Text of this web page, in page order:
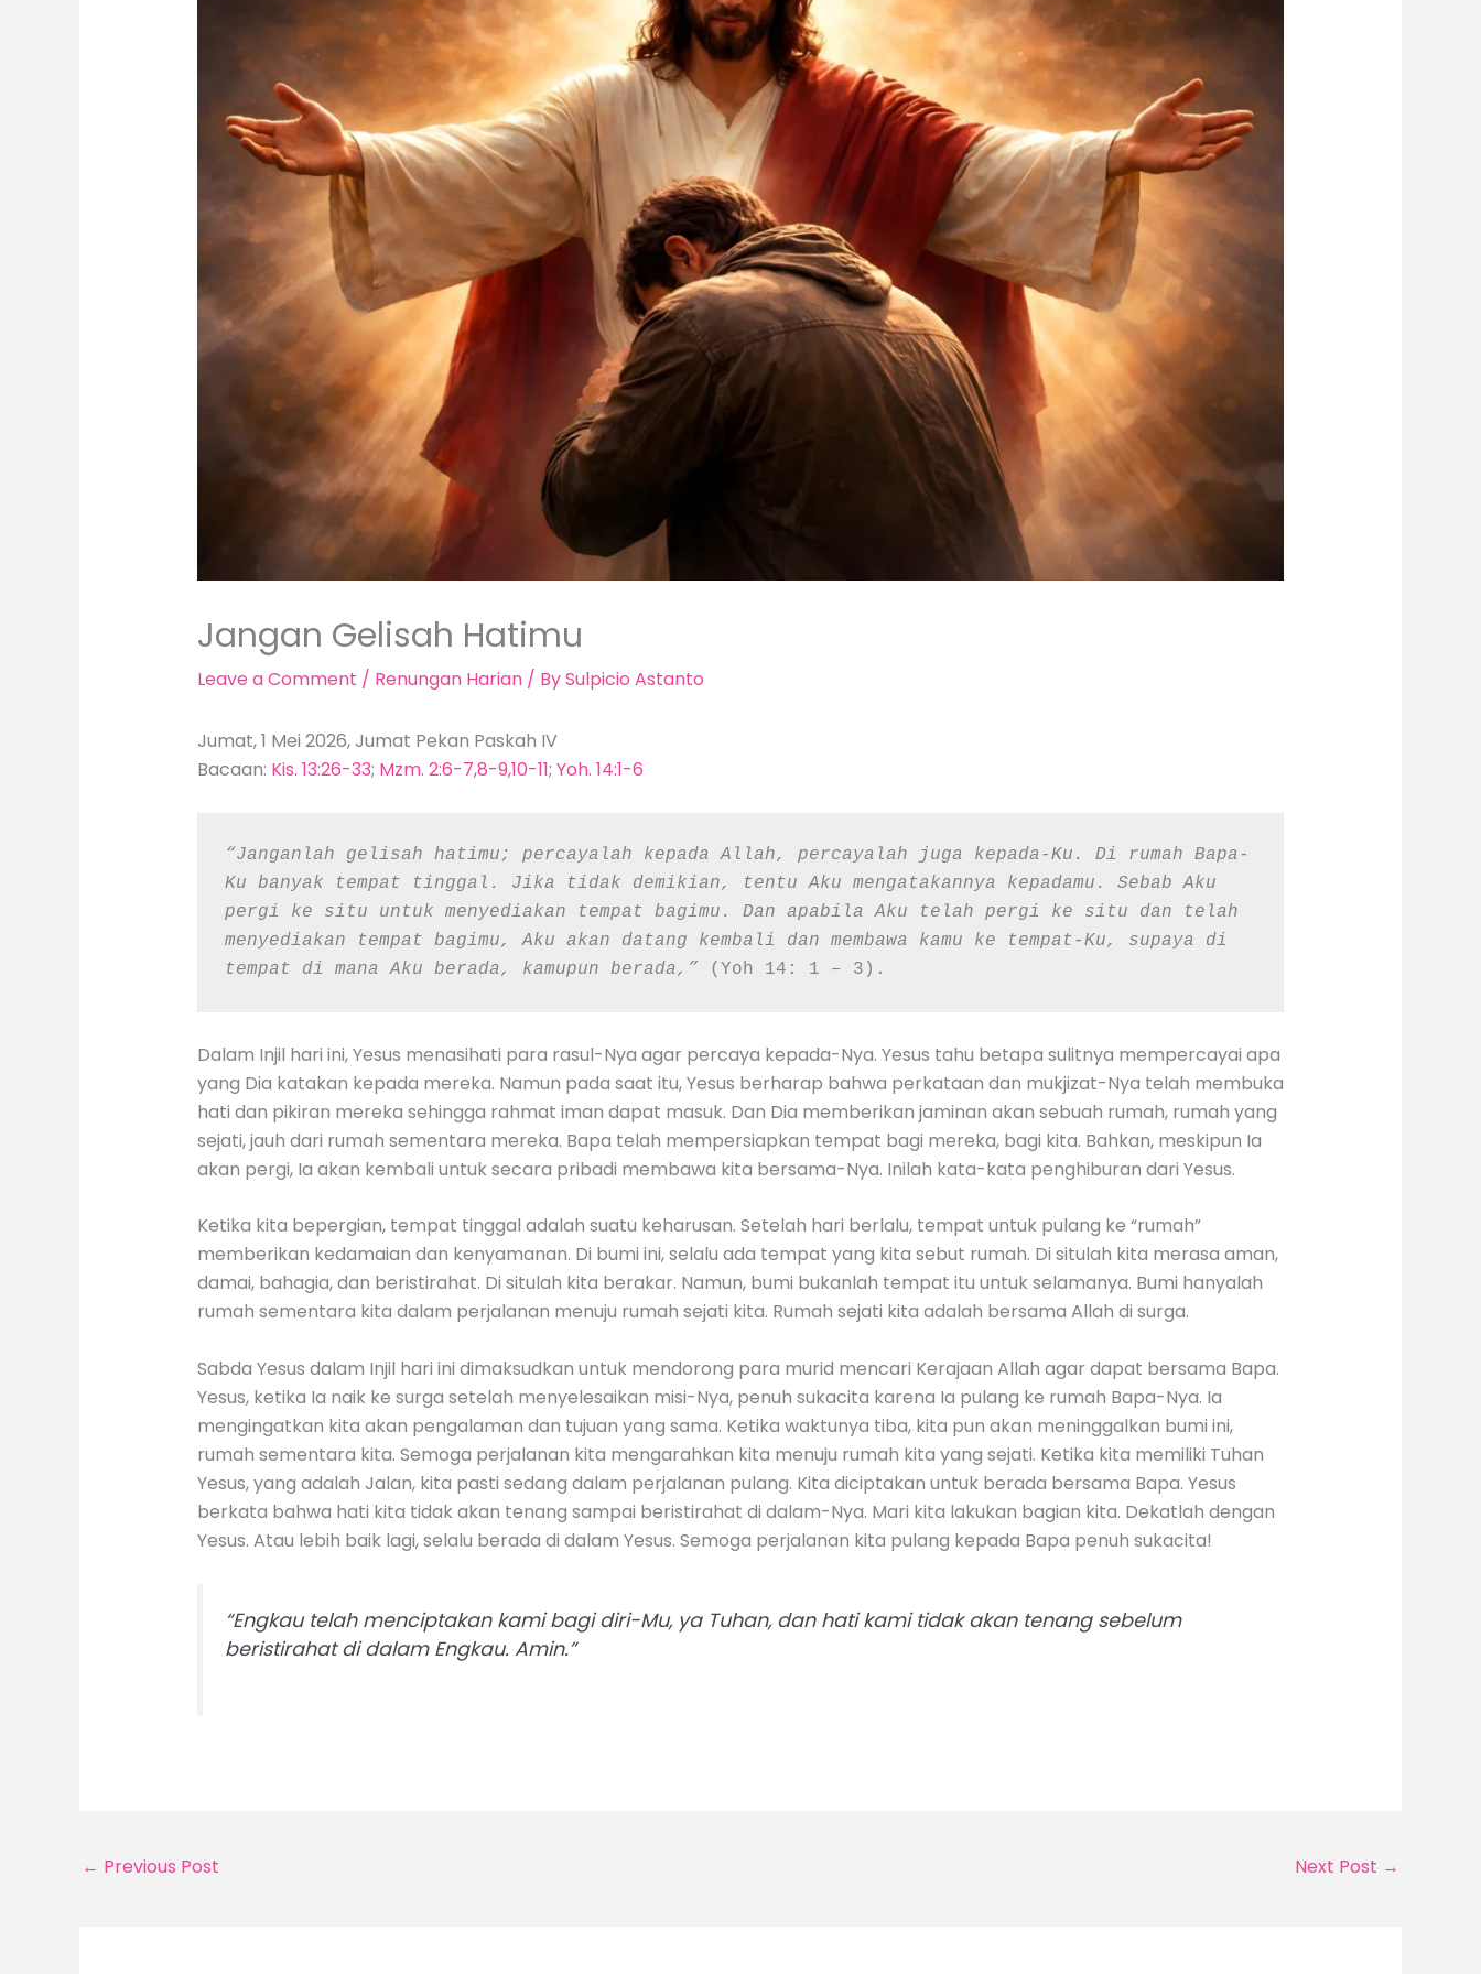
Jangan Gelisah Hatimu
Leave a Comment / Renungan Harian/ BySulpicio Astanto
Jumat, 1 Mei 2026, Jumat Pekan Paskah IV
Bacaan: Kis. 13:26-33; Mzm. 2:6-7,8-9,10-11; Yoh. 14:1-6
“Janganlah gelisah hatimu; percayalah kepada Allah, percayalah juga kepada-Ku. Di rumah Bapa-
Ku banyak tempat tinggal. Jika tidak demikian, tentu Aku mengatakannya kepadamu. Sebab Aku
pergi ke situ untuk menyediakan tempat bagimu. Dan apabila Aku telah pergi ke situ dan telah
menyediakan tempat bagimu, Aku akan datang kembali dan membawa kamu ke tempat-Ku, supaya di
tempat di mana Aku berada, kamupun berada,”
(Yoh 14: 1 – 3).
Dalam Injil hari ini, Yesus menasihati para rasul-Nya agar percaya kepada-Nya. Yesus tahu betapa sulitnya mempercayai apa
yang Dia katakan kepada mereka. Namun pada saat itu, Yesus berharap bahwa perkataan dan mukjizat-Nya telah membuka
hati dan pikiran mereka sehingga rahmat iman dapat masuk. Dan Dia memberikan jaminan akan sebuah rumah, rumah yang
sejati, jauh dari rumah sementara mereka. Bapa telah mempersiapkan tempat bagi mereka, bagi kita. Bahkan, meskipun Ia
akan pergi, Ia akan kembali untuk secara pribadi membawa kita bersama-Nya. Inilah kata-kata penghiburan dari Yesus.
Ketika kita bepergian, tempat tinggal adalah suatu keharusan. Setelah hari berlalu, tempat untuk pulang ke “rumah”
memberikan kedamaian dan kenyamanan. Di bumi ini, selalu ada tempat yang kita sebut rumah. Di situlah kita merasa aman,
damai, bahagia, dan beristirahat. Di situlah kita berakar. Namun, bumi bukanlah tempat itu untuk selamanya. Bumi hanyalah
rumah sementara kita dalam perjalanan menuju rumah sejati kita. Rumah sejati kita adalah bersama Allah di surga.
Sabda Yesus dalam Injil hari ini dimaksudkan untuk mendorong para murid mencari Kerajaan Allah agar dapat bersama Bapa.
Yesus, ketika Ia naik ke surga setelah menyelesaikan misi-Nya, penuh sukacita karena Ia pulang ke rumah Bapa-Nya. Ia
mengingatkan kita akan pengalaman dan tujuan yang sama. Ketika waktunya tiba, kita pun akan meninggalkan bumi ini,
rumah sementara kita. Semoga perjalanan kita mengarahkan kita menuju rumah kita yang sejati. Ketika kita memiliki Tuhan
Yesus, yang adalah Jalan, kita pasti sedang dalam perjalanan pulang. Kita diciptakan untuk berada bersama Bapa. Yesus
berkata bahwa hati kita tidak akan tenang sampai beristirahat di dalam-Nya. Mari kita lakukan bagian kita. Dekatlah dengan
Yesus. Atau lebih baik lagi, selalu berada di dalam Yesus. Semoga perjalanan kita pulang kepada Bapa penuh sukacita!
“Engkau telah menciptakan kami bagi diri-Mu, ya Tuhan, dan hati kami tidak akan tenang sebelum
beristirahat di dalam Engkau. Amin.”
← Previous Post Next Post →